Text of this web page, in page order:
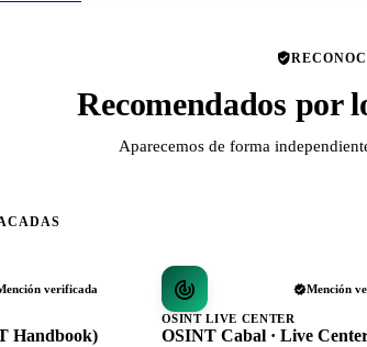
Recomendados por
Aparecemos de forma
verificada
Handbook)
Mención
OSINT LIVE CENTER
OSINT Cabal · Live